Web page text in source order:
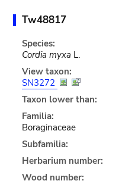
Tw48817
Species:
Cordia myxa L.
View taxon:
SN3272
Taxon lower than:
Familia:
Boraginaceae
Subfamilia:
Herbarium number:
Wood number: